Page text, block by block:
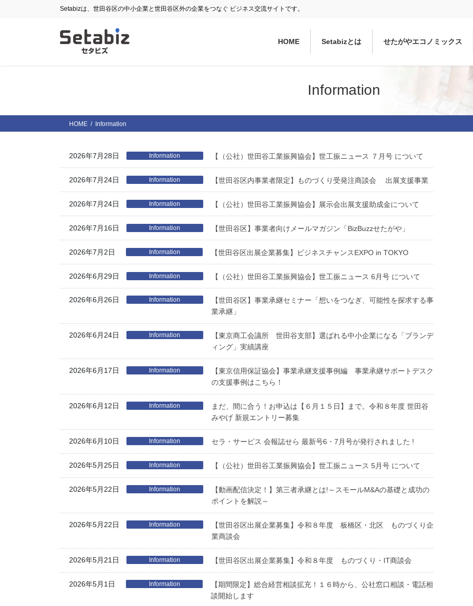
動
Setabizは、世田谷区の中小企業と世田谷区外の企業をつなぐ ビジネス交流サイトです。
HOME Setabizとは せたがやエコノミックス
Information
HOME Information
2026年7月28日 Information 【（公社）世田谷工業振興協会】世工振ニュース ７月号 について
2026年7月24日 Information 【世田谷区内事業者限定】ものづくり受発注商談会 出展支援事業
2026年7月24日 Information 【（公社）世田谷工業振興協会】展示会出展支援助成金について
2026年7月16日 Information 【世田谷区】事業者向けメールマガジン「BizBuzzせたがや」
2026年7月2日 Information 【世田谷区出展企業募集】ビジネスチャンスEXPO in TOKYO
2026年6月29日 Information 【（公社）世田谷工業振興協会】世工振ニュース 6月号 について
2026年6月26日 Information
【世田谷区】事業承継セミナー「想いをつなぎ、可能性を探求する事
業承継」
2026年6月24日 Information
【東京商工会議所 世田谷支部】選ばれる中小企業になる「ブランデ
ィング」実績講座
2026年6月17日 Information
【東京信用保証協会】事業承継支援事例編 事業承継サポートデスク
の支援事例はこちら！
2026年6月12日 Information
まだ、間に合う！お申込は【６月１５日】まで。令和８年度 世田谷
みやげ 新規エントリー募集
2026年6月10日 Information セラ・サービス 会報誌せら 最新号6・7月号が発行されました !
2026年5月25日 Information 【（公社）世田谷工業振興協会】世工振ニュース 5月号 について
2026年5月22日 Information
【動画配信決定！】第三者承継とは!～スモールM&Aの基礎と成功の
ポイントを解説～
2026年5月22日 Information
【世田谷区出展企業募集】令和８年度 板橋区・北区 ものづくり企
業商談会
2026年5月21日 Information 【世田谷区出展企業募集】令和８年度 ものづくり・IT商談会
2026年5月1日 Information
【期間限定】総合経営相談拡充！１６時から、公社窓口相談・電話相
談開始します